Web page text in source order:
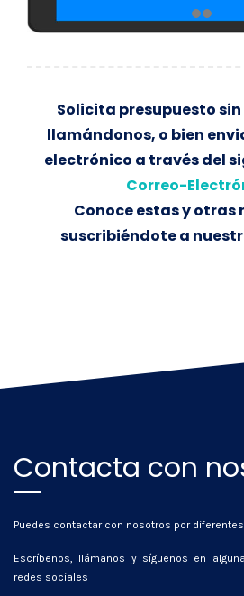
Solicita presupuesto
llamándonos, o bien
electrónico a través del
Correo-
Conoce estas y otras
suscribiéndote a
Contacta con
Puedes contactar con nosotros por
Escríbenos, llámanos y síguenos en
redes sociales